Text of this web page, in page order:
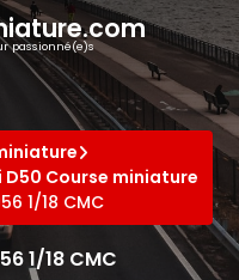
passionné(e)s
D50 Course miniature
1/18 CMC
1/18 CMC